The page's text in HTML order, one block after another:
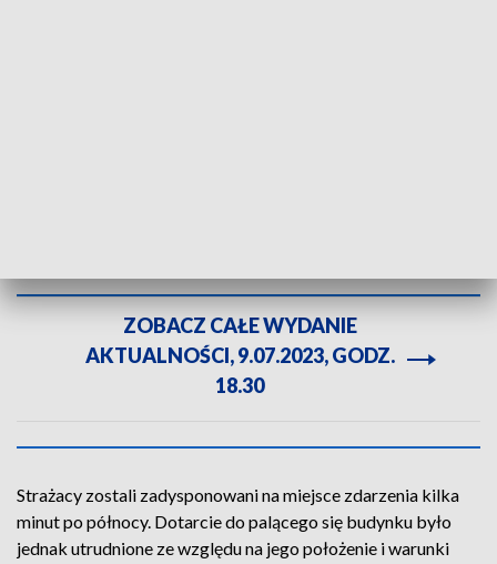
ZOBACZ CAŁE WYDANIE
AKTUALNOŚCI, 9.07.2023, GODZ.
18.30
Strażacy zostali zadysponowani na miejsce zdarzenia kilka
minut po północy. Dotarcie do palącego się budynku było
jednak utrudnione ze względu na jego położenie i warunki